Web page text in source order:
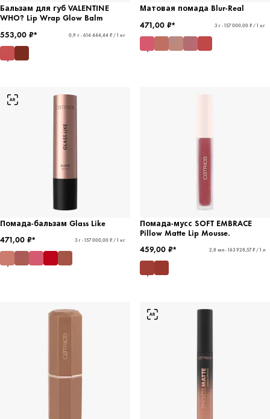
Бальзам для губ VALENTINE
WHO? Lip Wrap Glow Balm
553,00 ₽*
0,9 г - 614 444,44 ₽ / 1 кг
Матовая помада Blur-Real
471,00 ₽*
3 г - 157 000,00 ₽ / 1 кг
Помада-бальзам Glass Like
471,00 ₽*
3 г - 157 000,00 ₽ / 1 кг
Помада-мусс SOFT EMBRACE
Pillow Matte Lip Mousse.
459,00 ₽*
2,8 мл - 163 928,57 ₽ / 1 л